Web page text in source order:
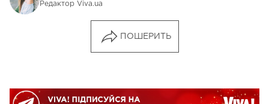
Редактор Viva.ua
ПОШЕРИТЬ